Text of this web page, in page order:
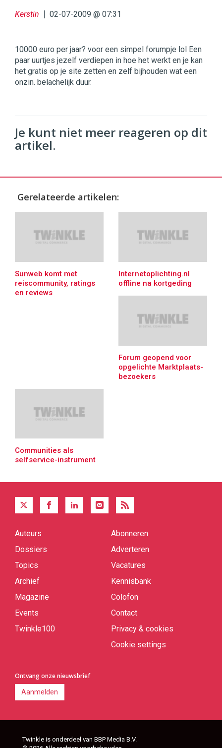
Kerstin 02-07-2009 @ 07:31
10000 euro per jaar? voor een simpel forumpje lol Een
paar uurtjes jezelf verdiepen in hoe het werkt en je kan
het gratis op je site zetten en zelf bijhouden wat een
onzin. belachelijk duur.
Je kunt niet meer reageren op dit
artikel.
Gerelateerde artikelen:
Sunweb komt met
reiscommunity, ratings
en reviews
Internetoplichting.nl
offline na kortgeding
Forum geopend voor
opgelichte Marktplaats-
bezoekers
Communities als
selfservice-instrument
Quick
Auteurs
Dossiers
Topics
Archief
Magazine
Events
Twinkle100
Abonneren
Adverteren
Vacatures
Kennisbank
Colofon
Contact
Privacy & cookies
Cookie settings
Ontvang onze nieuwsbrief
Aanmelden
Twinkle is onderdeel van BBP Media B.V.